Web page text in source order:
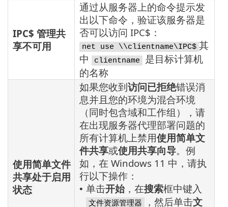
IPC$ 管理共
享不可用
通过从服务器上的命令提示发
出以下命令，验证该服务器是
否可以访问 IPC$：
net use \\clientname\IPC$ 其
中
clientname
是目标计算机
的名称
使用简单文件
共享处于启用
状态
如果您收到访问已拒绝错误消
息并且您的环境为混合环境
（同时包含域和工作组），请
在出现服务器代理部署问题的
所有计算机上禁用使用简单文
件共享或使用共享向导。例
如，在 Windows 11 中，请执
行以下操作：
• 单击开始，在搜索框中键入
文件资源管理器 ，然后单击文